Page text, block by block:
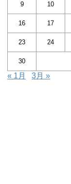
9 10
16 17
23 24
30
« 1月 3月 »